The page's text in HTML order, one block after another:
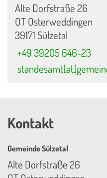
Alte Dorfstraße 26
OT Osterweddingen
39171 Sülzetal
+49 39205 646-23
Kontakt
Gemeinde Sülzetal
Alte Dorfstraße 26